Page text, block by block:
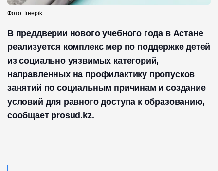
Фото: freepik
В преддверии нового учебного года в Астане
реализуется комплекс мер по поддержке детей
из социально уязвимых категорий,
направленных на профилактику пропусков
занятий по социальным причинам и создание
условий для равного доступа к образованию,
сообщает prosud.kz.